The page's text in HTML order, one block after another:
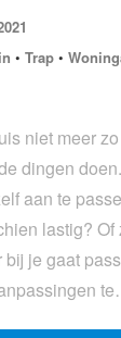
• Trap•
niet meer
dingen
aan te
lastig?
je gaat